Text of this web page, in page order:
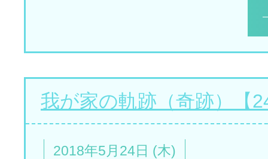
我が家の軌跡（奇跡）【
2018年5月24日 (木)